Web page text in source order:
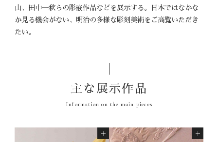
山、田中一秋らの彫嵌作品などを展示する。日本ではなかな
か見る機会がない、明治の多様な彫刻美術をご高覧いただき
たい。
主な展示作品
Information on the main pieces